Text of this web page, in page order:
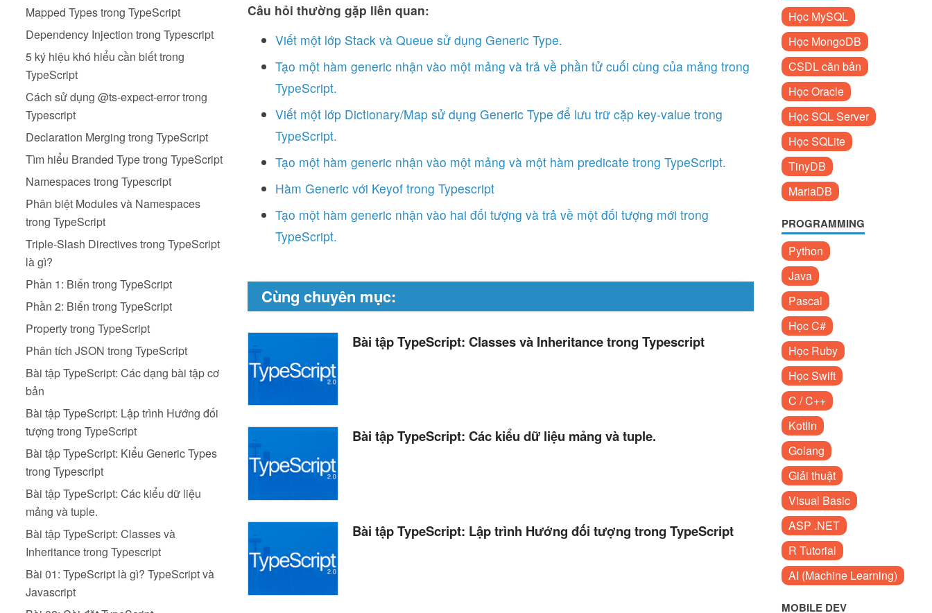
Mapped Types trong TypeScript
Dependency Injection trong Typescript
5 ký hiệu khó hiểu cần biết trong
TypeScript
Cách sử dụng @ts-expect-error trong
Typescript
Declaration Merging trong TypeScript
Tìm hiểu Branded Type trong TypeScript
Namespaces trong Typescript
Phân biệt Modules và Namespaces
trong TypeScript
Triple-Slash Directives trong TypeScript
là gì?
Phần 1: Biến trong TypeScript
Phần 2: Biến trong TypeScript
Property trong TypeScript
Phân tích JSON trong TypeScript
Bài tập TypeScript: Các dạng bài tập cơ
bản
Bài tập TypeScript: Lập trình Hướng đối
tượng trong TypeScript
Bài tập TypeScript: Kiểu Generic Types
trong Typescript
Bài tập TypeScript: Các kiểu dữ liệu
mảng và tuple.
Bài tập TypeScript: Classes và
Inheritance trong Typescript
Bài 01: TypeScript là gì? TypeScript và
Javascript
Câu hỏi thường gặp liên quan:
Viết một lớp Stack và Queue sử dụng Generic Type.
Tạo một hàm generic nhận vào một mảng và trả về phần tử cuối cùng của mảng trong
TypeScript.
Viết một lớp Dictionary/Map sử dụng Generic Type để lưu trữ cặp key-value trong
TypeScript.
Tạo một hàm generic nhận vào một mảng và một hàm predicate trong TypeScript.
Hàm Generic với Keyof trong Typescript
Tạo một hàm generic nhận vào hai đối tượng và trả về một đối tượng mới trong
TypeScript.
Cùng chuyên mục:
Bài tập TypeScript: Classes và Inheritance trong Typescript
Bài tập TypeScript: Các kiểu dữ liệu mảng và tuple.
Bài tập TypeScript: Lập trình Hướng đối tượng trong TypeScript
Học MySQL
Học MongoDB
CSDL căn bản
Học Oracle
Học SQL Server
Học SQLite
TinyDB
MariaDB
PROGRAMMING
Python
Java
Pascal
Học C#
Học Ruby
Học Swift
C / C++
Kotlin
Golang
Giải thuật
Visual Basic
ASP .NET
R Tutorial
AI (Machine Learning)
MOBILE DEV